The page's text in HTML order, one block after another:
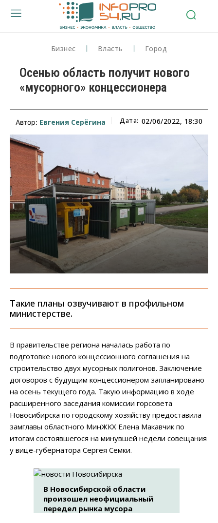
Бизнес Власть Город
Осенью область получит нового
«мусорного» концессионера
Автор: Евгения Серёгина Дата: 02/06/2022, 18:30
Такие планы озвучивают в профильном
министерстве.
В правительстве региона началась работа по
подготовке нового концессионного соглашения на
строительство двух мусорных полигонов. Заключение
договоров с будущим концессионером запланировано
на осень текущего года. Такую информацию в ходе
расширенного заседания комиссии горсовета
Новосибирска по городскому хозяйству предоставила
замглавы областного МинЖКХ Елена Макавчик по
итогам состоявшегося на минувшей недели совещания
у вице-губернатора Сергея Семки.
В Новосибирской области
произошел неофициальный
передел рынка мусора